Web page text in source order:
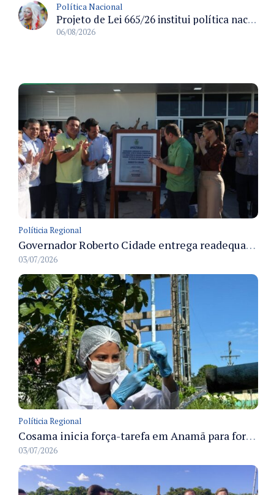
Política Nacional
Projeto de Lei 665/26 institui política nacional para prevenção ao transfeminicídio e prevê medidas de proteção e reparação
06/08/2026
Políticia Regional
Governador Roberto Cidade entrega readequação do ambulatório da FCecon e amplia capacidade de atendimento oncológico em Manaus
03/07/2026
Políticia Regional
Cosama inicia força-tarefa em Anamã para fortalecer abastecimento de água e segurança hídrica da população
03/07/2026